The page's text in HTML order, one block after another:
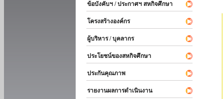
ข้อบังคับฯ / ประกาศฯ สหกิจศึกษา
โครงสร้างองค์กร
ผู้บริหาร / บุคลากร
ประโยชน์ของสหกิจศึกษา
ประกันคุณภาพ
รายงานผลการดำเนินงาน